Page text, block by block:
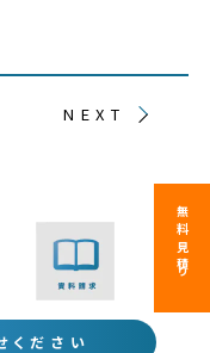
NEXT
ください
無料見積り